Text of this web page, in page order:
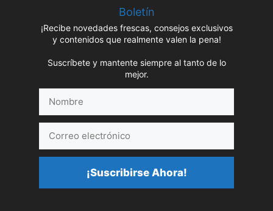
Boletín
¡Recibe novedades frescas, consejos exclusivos
y contenidos que realmente valen la pena!
Suscríbete y mantente siempre al tanto de lo
mejor.
electrónico
¡Suscribirse Ahora!